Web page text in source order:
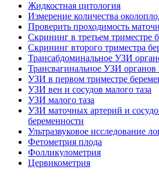
Жидкостная цитология
Измерение количества
Проверить проходимость
Скрининг в третьем триместре
Скрининг второго триместра
Трансабдоминальное УЗИ
Трансвагинальное УЗИ органов
УЗИ в первом триместре
УЗИ вен и сосудов малого таза
УЗИ малого таза
УЗИ маточных артерий и
беременности
Ультразвуковое исследование
Фетометрия плода
Фолликулометрия
Цервикометрия